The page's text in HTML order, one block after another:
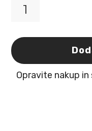
Arwen
Flamingo
količina
Opravite nakup